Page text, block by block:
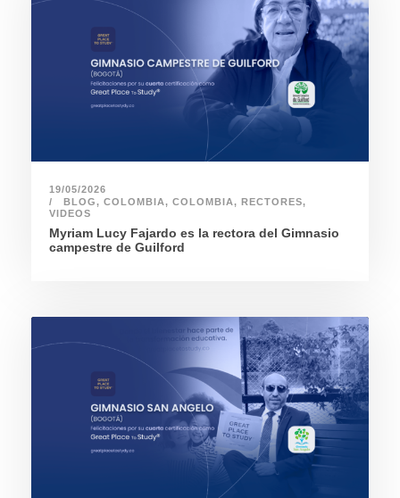
19/05/2026
BLOG, COLOMBIA, COLOMBIA, RECTORES,
VIDEOS
Myriam Lucy Fajardo es la rectora del Gimnasio
campestre de Guilford